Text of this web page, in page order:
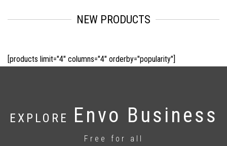
NEW PRODUCTS
[products limit="4" columns="4" orderby="popularity"]
EXPLORE Envo Business
Free for all